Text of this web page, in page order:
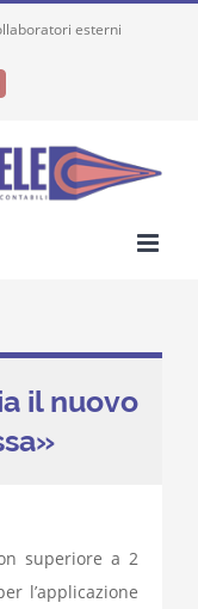
esterni
il nuovo
superiore a 2
l’applicazione